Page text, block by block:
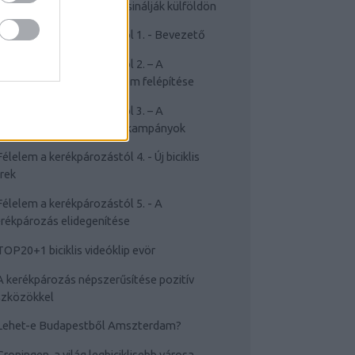
Cyclechic.hu on tour: Így csinálják külföldön
a kerékpározástól 1. - Bevezető
Félelem a kerékpározástól 2. – A
való félelem felépítése
Félelem a kerékpározástól 3. – A
népszerűsítő kampányok
a kerékpározástól 4. - Új biciklis
a kerékpározástól 5. - A
elidegenítése
biciklis videóklip evör
kerékpározás népszerűsítése pozitív
e Budapestből Amszterdam?